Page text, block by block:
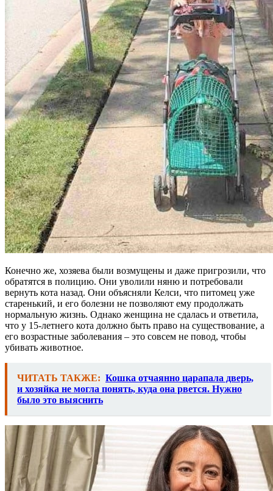
Конечно же, хозяева были возмущены и даже пригрозили, что
обратятся в полицию. Они уволили няню и потребовали
вернуть кота назад. Они объясняли Келси, что питомец уже
старенький, и его болезни не позволяют ему продолжать
нормальную жизнь. Однако женщина не сдалась и ответила,
что у 15-летнего кота должно быть право на существование, а
его возрастные заболевания – это совсем не повод, чтобы
убивать животное.
ЧИТАТЬ ТАКЖЕ: Кошка отчаянно царапала дверь,
и хозяйка не могла понять, куда она рвется. Нужно
было это выяснить